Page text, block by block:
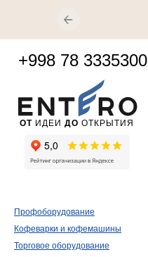
Профоборудование
Кофеварки и кофемашины
Торговое оборудование
ОТ ИДЕИ ДО ОТКРЫТИЯ
+998 78 3335300